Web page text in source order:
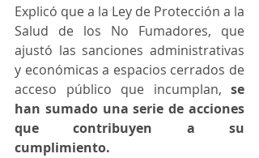
Explicó que a la Ley de Protección a la
Salud de los No Fumadores, que
ajustó las sanciones administrativas
y económicas a espacios cerrados de
acceso público que incumplan, se
han sumado una serie de acciones
que contribuyen a su
cumplimiento.